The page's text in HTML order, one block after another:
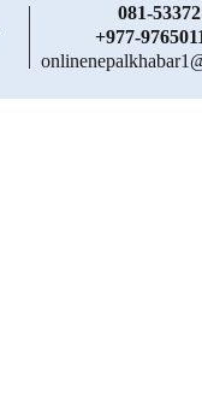
081-
+977-